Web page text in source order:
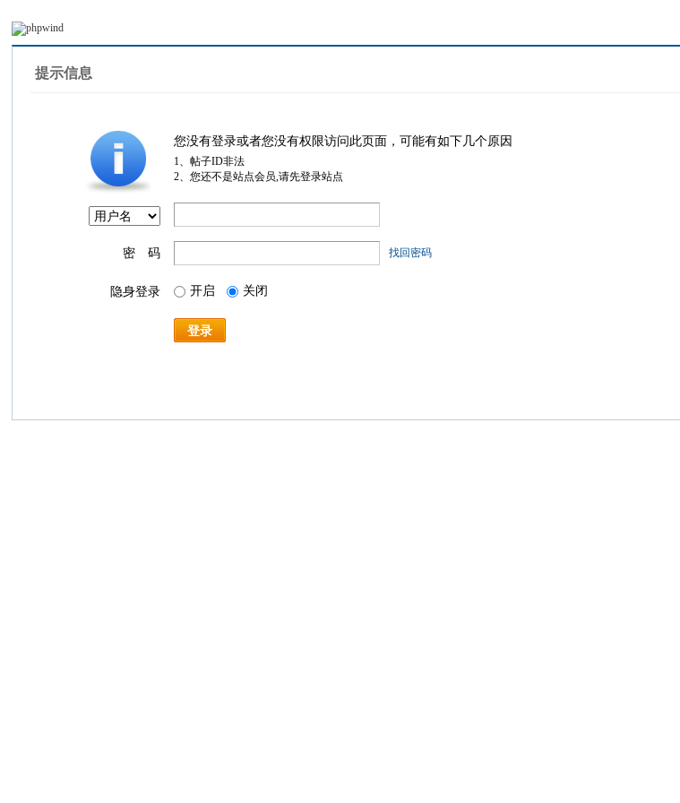
提示信息
您没有登录或者您没有权限访问此页面，可能有如下几个原因
1、帖子ID非法
2、您还不是站点会员,请先登录站点
密 码 找回密码
隐身登录 开启 关闭
登录